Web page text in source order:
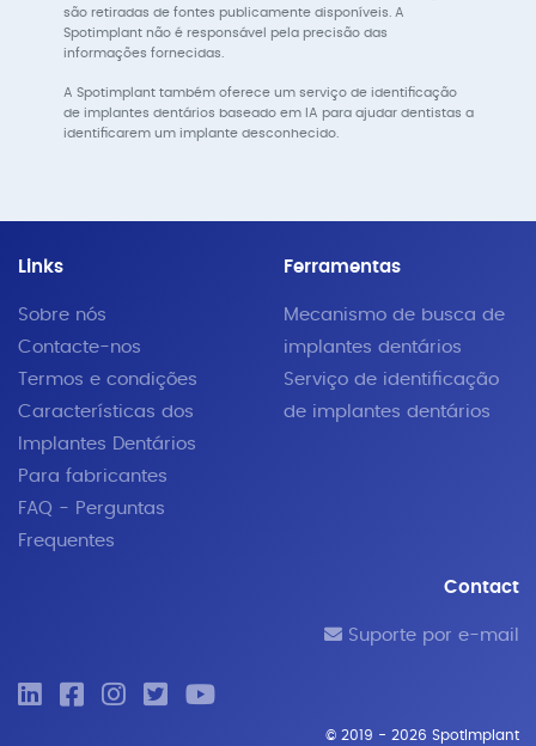
são retiradas de fontes publicamente disponíveis. A
Spotimplant não é responsável pela precisão das
informações fornecidas.
A Spotimplant também oferece um serviço de identificação
de implantes dentários baseado em IA para ajudar dentistas a
identificarem um implante desconhecido.
Links
Sobre nós
Contacte-nos
Termos e condições
Características dos
Implantes Dentários
Para fabricantes
FAQ - Perguntas
Frequentes
Ferramentas
Mecanismo de busca de
implantes dentários
Serviço de identificação
de implantes dentários
Contact
Suporte por e-mail
© 2019 - 2026 SpotImplant